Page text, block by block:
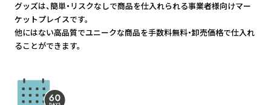
グッズは、簡単・リスクなしで商品を仕入れられる事業者様向けマー
ケットプレイスです。
他にはない高品質でユニークな商品を手数料無料・卸売価格で仕入れ
ることができます。